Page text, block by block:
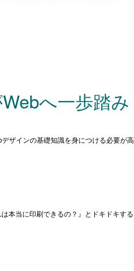
へ一歩踏み
ザインの基礎知識を身につける必要が高
本当に印刷できるの？』とドキドキする